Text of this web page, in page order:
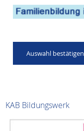
Auswahl bestätigen
KAB Bildungswerk